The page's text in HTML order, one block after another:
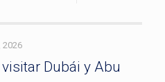
2026
Dubái y Abu